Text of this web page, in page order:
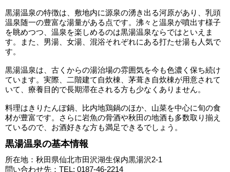
黒湯温泉の特徴は、敷地内に源泉の湧き出る河原があり、乳頭
温泉随一の豊富な湯量がある点です。沸々と温泉が噴出す様子
を眺めつつ、温泉を楽しめるのは黒湯温泉ならではといえま
す。また、男湯、女湯、混浴それぞれにある打たせ湯も人気で
す。
黒湯温泉は、古くからの湯治場の雰囲気を今も色濃く保ち続け
ています。実際、二階建て自炊棟、茅葺き自炊棟が用意されて
いて、療養目的で長期滞在される方も少なくありません。
料理はきりたんぽ鍋、比内地鶏鍋のほか、山菜を中心に旬の食
材が豊富です。さらに岩魚の骨酒や秋田の地酒も多数取り揃え
ているので、お酒好きな方も満足できるでしょう。
黒湯温泉の基本情報
所在地：秋田県仙北市田沢湖生保内黒湯沢2-1
問い合わせ先：TEL: 0187-46-2214